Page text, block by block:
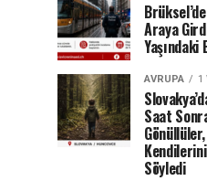
Araya
AVRUPA 1
Saat
Söyledi